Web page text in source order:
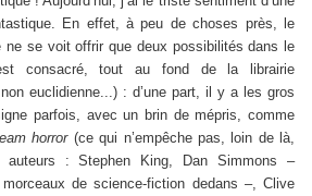
En effet, à peu de choses près, le
ne se voit offrir que deux possibilités dans le
consacré, tout au fond de la librairie
euclidienne...) : d’une part, il y a les gros
parfois, avec un brin de mépris, comme
horror(ce qui n’empêche pas, loin de là,
auteurs : Stephen King, Dan Simmons –
de science-fiction dedans –, Clive